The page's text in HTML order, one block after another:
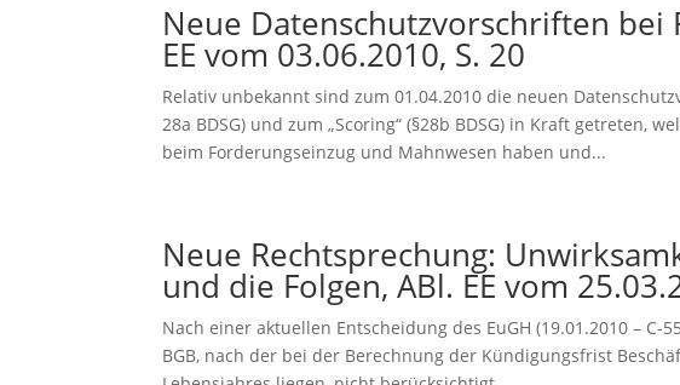
Neue Datenschutzvorschriften bei
EE vom 03.06.2010, S. 20
Relativ unbekannt sind zum 01.04.2010 die neuen
28a BDSG) und zum „Scoring“ (§28b BDSG) in Kraft getreten,
beim Forderungseinzug und Mahnwesen haben und...
Neue Rechtsprechung:
und die Folgen, ABl. EE vom
Nach einer aktuellen Entscheidung des EuGH (19.01.2010 – C-
BGB, nach der bei der Berechnung der Kündigungsfrist